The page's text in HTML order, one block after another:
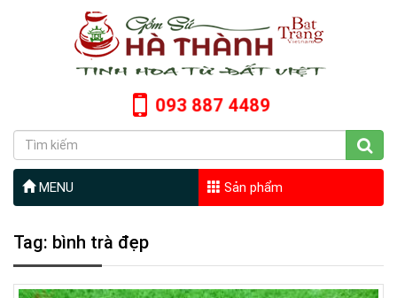
093 887 4489
MENU Sản phẩm
Tag: bình trà đẹp